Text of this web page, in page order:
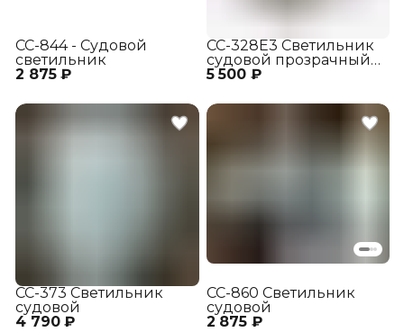
2 875 ₽
СС-844 - Судовой
светильник
5 500 ₽
СС-328Е3 Светильник
судовой прозрачный
со скошенным,
отражателем
4 790 ₽
СС-373 Светильник
судовой
2 875 ₽
СС-860 Светильник
судовой